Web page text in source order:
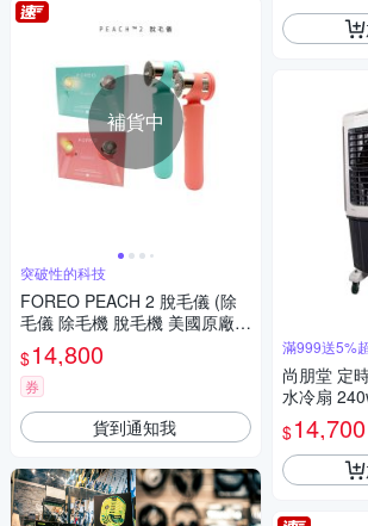
補貨中
突破性的科技
FOREO PEACH 2 脫毛儀 (除
毛儀 除毛機 脫毛機 美國原廠公
司貨 兩年保固)
$14,800
券
貨到通知我
滿999送5%
尚朋堂 定
水冷扇
$14,700